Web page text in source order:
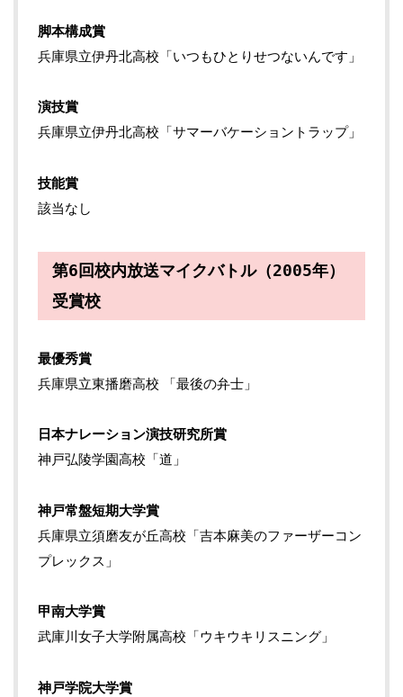
脚本構成賞
兵庫県立伊丹北高校「いつもひとりせつないんです」
演技賞
兵庫県立伊丹北高校「サマーバケーショントラップ」
技能賞
該当なし
第6回校内放送マイクバトル（2005年）
受賞校
最優秀賞
兵庫県立東播磨高校 「最後の弁士」
日本ナレーション演技研究所賞
神戸弘陵学園高校「道」
神戸常盤短期大学賞
兵庫県立須磨友が丘高校「吉本麻美のファーザーコン
プレックス」
甲南大学賞
武庫川女子大学附属高校「ウキウキリスニング」
神戸学院大学賞